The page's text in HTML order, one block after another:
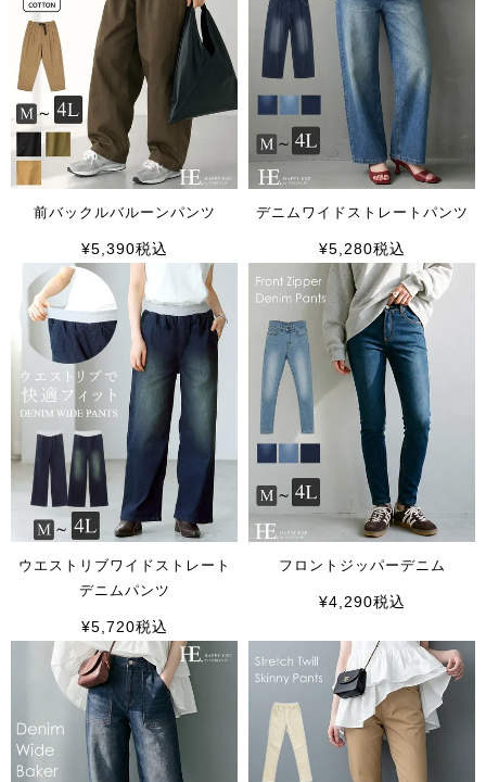
前バックルバルーンパンツ
¥5,390税込
デニムワイドストレートパンツ
¥5,280税込
ウエストリブワイドストレート
デニムパンツ
¥5,720税込
フロントジッパーデニム
¥4,290税込